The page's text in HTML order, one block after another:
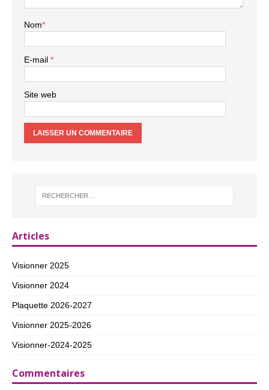
Nom*
E-mail *
Site web
Articles
Visionner 2025
Visionner 2024
Plaquette 2026-2027
Visionner 2025-2026
Visionner-2024-2025
Commentaires